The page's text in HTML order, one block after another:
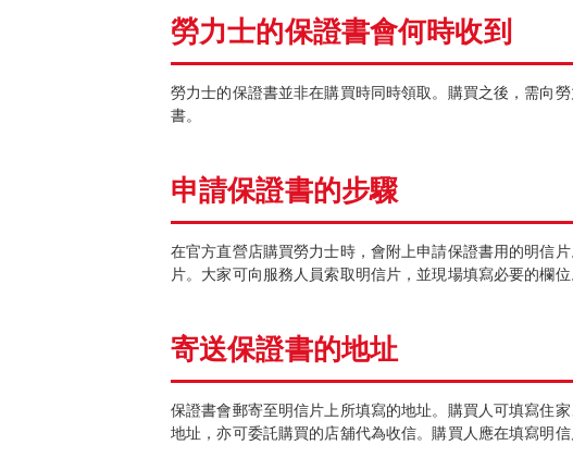
勞力士的保證書會何時收到
勞力士的保證書並非在購買時同時領取。購買之後，需向
書。
申請保證書的步驟
在官方直營店購買勞力士時，會附上申請保證書用的明信
片。大家可向服務人員索取明信片，並現場填寫必要的欄位
寄送保證書的地址
保證書會郵寄至明信片上所填寫的地址。購買人可填寫住
地址，亦可委託購買的店舖代為收信。購買人應在填寫明信